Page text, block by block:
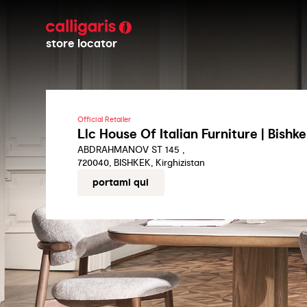
store locator
Official Retailer
Llc House Of Italian Furniture |
ABDRAHMANOV ST 145 ,
720040, BISHKEK, Kirghizistan
portami qui